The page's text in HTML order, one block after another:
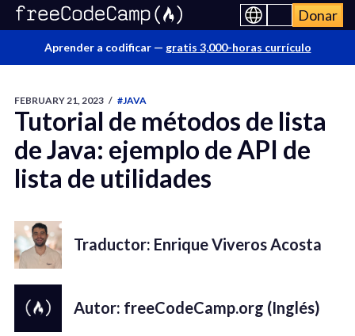
Donar
Aprender a codificar — gratis 3,000-horas currículo
FEBRUARY 21, 2023 / #JAVA
Tutorial de métodos de lista
de Java: ejemplo de API de
lista de utilidades
Traductor: Enrique Viveros Acosta
Autor: freeCodeCamp.org (Inglés)